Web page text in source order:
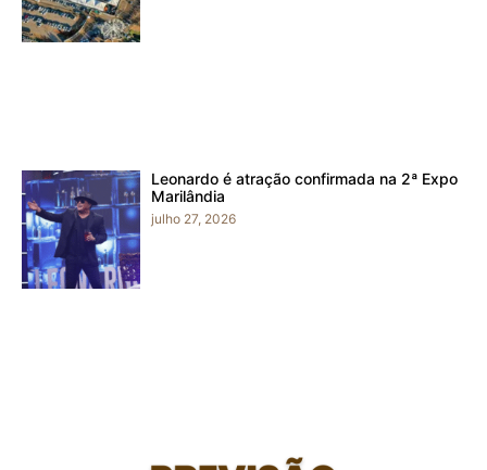
Leonardo é atração confirmada na 2ª Expo
Marilândia
julho 27, 2026